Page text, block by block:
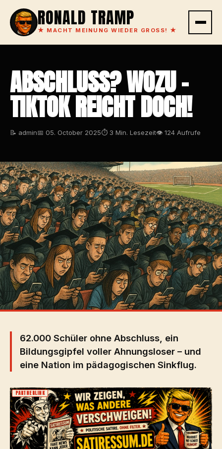
RONALD TRAMP
★ MACHT MEINUNG WIEDER GROSS! ★
ABSCHLUSS? WOZU –
TIKTOK REICHT DOCH!
📝 admin📅 05. October 2025⏱ 3 Min. Lesezeit👁 124 Aufrufe
62.000 Schüler ohne Abschluss, ein
Bildungsgipfel voller Ahnungsloser – und
eine Nation im pädagogischen Sinkflug.
PARTNERLINK